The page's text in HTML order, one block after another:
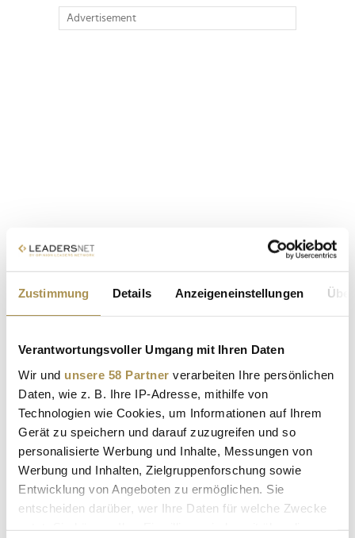
Zustimmung Details Anzeigeneinstellungen
Verantwortungsvoller Umgang mit Ihren Daten
Wir und unsere 58 Partner verarbeiten Ihre persönlichen
Daten, wie z. B. Ihre IP-Adresse, mithilfe von
Technologien wie Cookies, um Informationen auf Ihrem
Gerät zu speichern und darauf zuzugreifen und so
personalisierte Werbung und Inhalte, Messungen von
Werbung und Inhalten, Zielgruppenforschung sowie
Entwicklung von Angeboten zu ermöglichen. Sie
entscheiden darüber, wer Ihre Daten für welche Zwecke
Advertisement